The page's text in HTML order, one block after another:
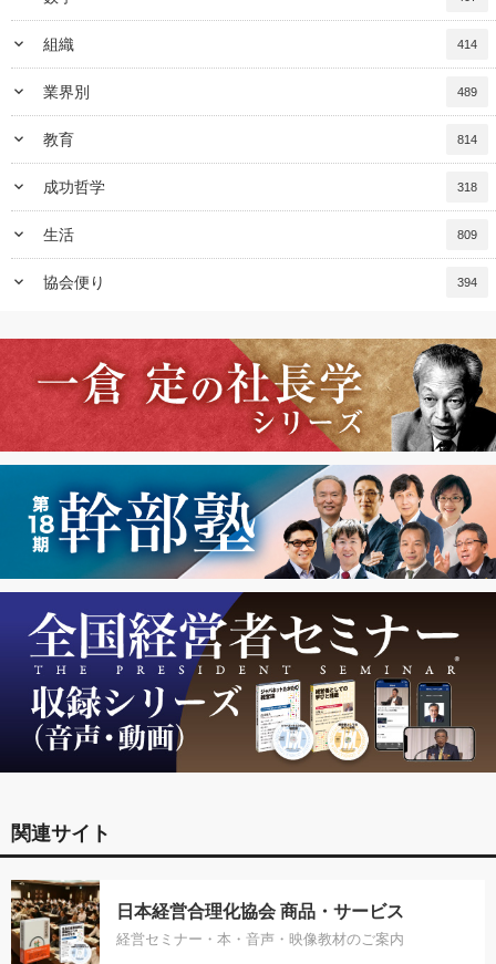
keyboard_arrow_down 組織 414
keyboard_arrow_down 業界別 489
keyboard_arrow_down 教育 814
keyboard_arrow_down 成功哲学 318
keyboard_arrow_down 生活 809
keyboard_arrow_down 協会便り 394
関連サイト
日本経営合理化協会 商品・サービス
経営セミナー・本・音声・映像教材のご案内